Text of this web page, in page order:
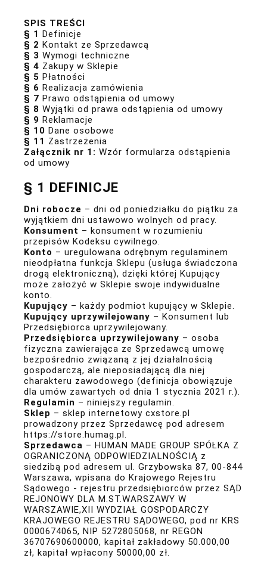
SPIS TREŚCI
§ 1 Definicje
§ 2 Kontakt ze Sprzedawcą
§ 3 Wymogi techniczne
§ 4 Zakupy w Sklepie
§ 5 Płatności
§ 6 Realizacja zamówienia
§ 7 Prawo odstąpienia od umowy
§ 8 Wyjątki od prawa odstąpienia od umowy
§ 9 Reklamacje
§ 10 Dane osobowe
§ 11 Zastrzeżenia
Załącznik nr 1: Wzór formularza odstąpienia
od umowy
§ 1 DEFINICJE
Dni robocze – dni od poniedziałku do piątku za
wyjątkiem dni ustawowo wolnych od pracy.
Konsument – konsument w rozumieniu
przepisów Kodeksu cywilnego.
Konto – uregulowana odrębnym regulaminem
nieodpłatna funkcja Sklepu (usługa świadczona
drogą elektroniczną), dzięki której Kupujący
może założyć w Sklepie swoje indywidualne
konto.
Kupujący – każdy podmiot kupujący w Sklepie.
Kupujący uprzywilejowany – Konsument lub
Przedsiębiorca uprzywilejowany.
Przedsiębiorca uprzywilejowany – osoba
fizyczna zawierająca ze Sprzedawcą umowę
bezpośrednio związaną z jej działalnością
gospodarczą, ale nieposiadającą dla niej
charakteru zawodowego (definicja obowiązuje
dla umów zawartych od dnia 1 stycznia 2021 r.).
Regulamin – niniejszy regulamin.
Sklep – sklep internetowy cxstore.pl
prowadzony przez Sprzedawcę pod adresem
https://store.humag.pl .
Sprzedawca – HUMAN MADE GROUP SPÓŁKA Z
OGRANICZONĄ ODPOWIEDZIALNOŚCIĄ z
siedzibą pod adresem ul. Grzybowska 87, 00-844
Warszawa, wpisana do Krajowego Rejestru
Sądowego - rejestru przedsiębiorców przez SĄD
REJONOWY DLA M.ST.WARSZAWY W
WARSZAWIE,XII WYDZIAŁ GOSPODARCZY
KRAJOWEGO REJESTRU SĄDOWEGO, pod nr KRS
0000674065, NIP 5272805068, nr REGON
36707690600000, kapitał zakładowy 50.000,00
zł, kapitał wpłacony 50000,00 zł.